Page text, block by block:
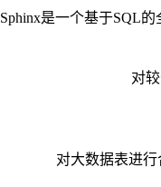
Sphinx是一个基于SQL
对
对大数据表进